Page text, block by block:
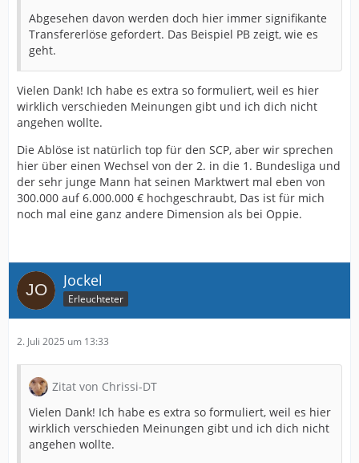
Abgesehen davon werden doch hier immer signifikante
Transfererlöse gefordert. Das Beispiel PB zeigt, wie es
geht.
Vielen Dank! Ich habe es extra so formuliert, weil es hier
wirklich verschieden Meinungen gibt und ich dich nicht
angehen wollte.
Die Ablöse ist natürlich top für den SCP, aber wir sprechen
hier über einen Wechsel von der 2. in die 1. Bundesliga und
der sehr junge Mann hat seinen Marktwert mal eben von
300.000 auf 6.000.000 € hochgeschraubt, Das ist für mich
noch mal eine ganz andere Dimension als bei Oppie.
Jockel
Erleuchteter
2. Juli 2025 um 13:33
Zitat von Chrissi-DT
Vielen Dank! Ich habe es extra so formuliert, weil es hier
wirklich verschieden Meinungen gibt und ich dich nicht
angehen wollte.